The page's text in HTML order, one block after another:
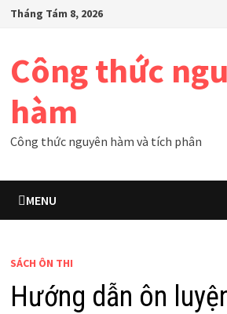
SkipTháng Tám 8, 2026
Công thức
hàm
Công thức nguyên hàm và tích phân
MENU
SÁCH ÔN THI
Hướng dẫn ôn